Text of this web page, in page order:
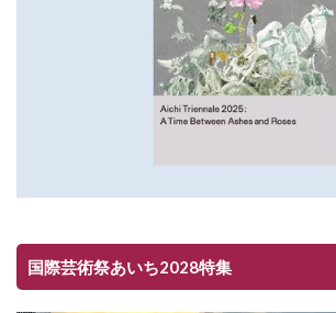
国際芸術祭あいち2028特集